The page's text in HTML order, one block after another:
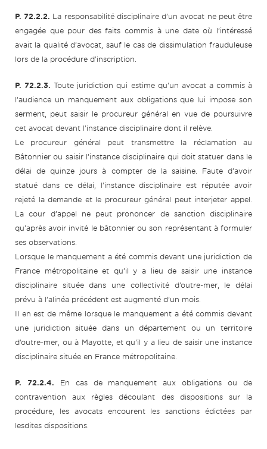
P. 72.2.2. La responsabilité disciplinaire d’un avocat ne peut être
engagée que pour des faits commis à une date où l’intéressé
avait la qualité d’avocat, sauf le cas de dissimulation frauduleuse
lors de la procédure d’inscription.
P. 72.2.3. Toute juridiction qui estime qu’un avocat a commis à
l’audience un manquement aux obligations que lui impose son
serment, peut saisir le procureur général en vue de poursuivre
cet avocat devant l’instance disciplinaire dont il relève.
Le procureur général peut transmettre la réclamation au
Bâtonnier ou saisir l’instance disciplinaire qui doit statuer dans le
délai de quinze jours à compter de la saisine. Faute d’avoir
statué dans ce délai, l’instance disciplinaire est réputée avoir
rejeté la demande et le procureur général peut interjeter appel.
La cour d’appel ne peut prononcer de sanction disciplinaire
qu’après avoir invité le bâtonnier ou son représentant à formuler
ses observations.
Lorsque le manquement a été commis devant une juridiction de
France métropolitaine et qu’il y a lieu de saisir une instance
disciplinaire située dans une collectivité d’outre-mer, le délai
prévu à l’alinéa précédent est augmenté d’un mois.
Il en est de même lorsque le manquement a été commis devant
une juridiction située dans un département ou un territoire
d’outre-mer, ou à Mayotte, et qu’il y a lieu de saisir une instance
disciplinaire située en France métropolitaine.
P. 72.2.4. En cas de manquement aux obligations ou de
contravention aux règles découlant des dispositions sur la
procédure, les avocats encourent les sanctions édictées par
lesdites dispositions.